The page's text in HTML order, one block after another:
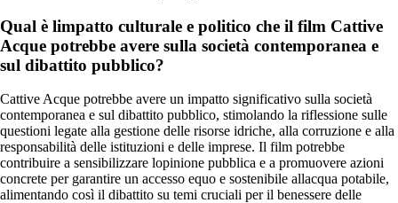
Qual è limpatto culturale e politico che il film Cattive
Acque potrebbe avere sulla società contemporanea e
sul dibattito pubblico?
Cattive Acque potrebbe avere un impatto significativo sulla società
contemporanea e sul dibattito pubblico, stimolando la riflessione sulle
questioni legate alla gestione delle risorse idriche, alla corruzione e alla
responsabilità delle istituzioni e delle imprese. Il film potrebbe
contribuire a sensibilizzare lopinione pubblica e a promuovere azioni
concrete per garantire un accesso equo e sostenibile allacqua potabile,
alimentando così il dibattito su temi cruciali per il benessere delle